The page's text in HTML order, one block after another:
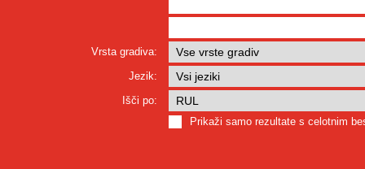
Vrsta gradiva:
Jezik:
Išči po:
Prikaži samo rezultate s celotnim